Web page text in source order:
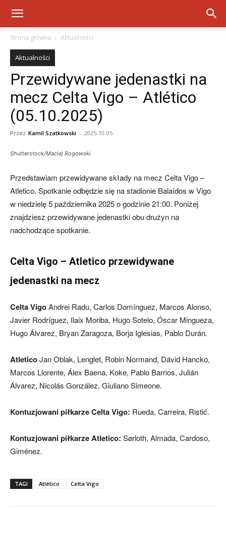
Strona główna Aktualności
Aktualności
Przewidywane jedenastki na
mecz Celta Vigo – Atlético
(05.10.2025)
Przez Kamil Szatkowski - 2025-10-05
Shutterstock/Maciej Rogowski
Przedstawiam przewidywane składy na mecz Celta Vigo –
Atletico. Spotkanie odbędzie się na stadionie Balaídos w Vigo
w niedzielę 5 października 2025 o godzinie 21:00. Poniżej
znajdziesz przewidywane jedenastki obu drużyn na
nadchodzące spotkanie.
Celta Vigo – Atletico przewidywane
jedenastki na mecz
Celta VigoAndrei Radu, Carlos Domínguez, Marcos Alonso,
Javier Rodríguez, Ilaix Moriba, Hugo Sotelo, Óscar Mingueza,
Hugo Álvarez, Bryan Zaragoza, Borja Iglesias, Pablo Durán.
AtleticoJan Oblak, Lenglet, Robin Normand, Dávid Hancko,
Marcos Llorente, Álex Baena, Koke, Pablo Barrios, Julián
Álvarez, Nicolás González, Giuliano Simeone.
Kontuzjowani piłkarze Celta Vigo: Rueda, Carreira, Ristić.
Kontuzjowani piłkarze Atletico: Sørloth, Almada, Cardoso,
Giménez.
TAGI Atlético Celta Vigo